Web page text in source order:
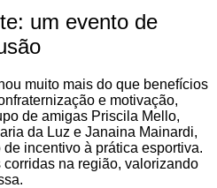
um evento de
muito mais do que benefícios
e motivação,
de amigas Priscila Mello,
da Luz e Janaina Mainardi,
incentivo à prática esportiva.
na região, valorizando